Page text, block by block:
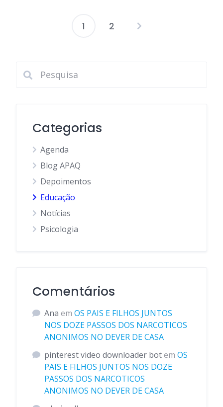
Paginação
1 2
Categorias
Agenda
Blog APAQ
Depoimentos
Educação
Notícias
Psicologia
Comentários
Ana em OS PAIS E FILHOS JUNTOS
NOS DOZE PASSOS DOS NARCOTICOS
ANONIMOS NO DEVER DE CASA
pinterest video downloader botem OS
PAIS E FILHOS JUNTOS NOS DOZE
PASSOS DOS NARCOTICOS
ANONIMOS NO DEVER DE CASA